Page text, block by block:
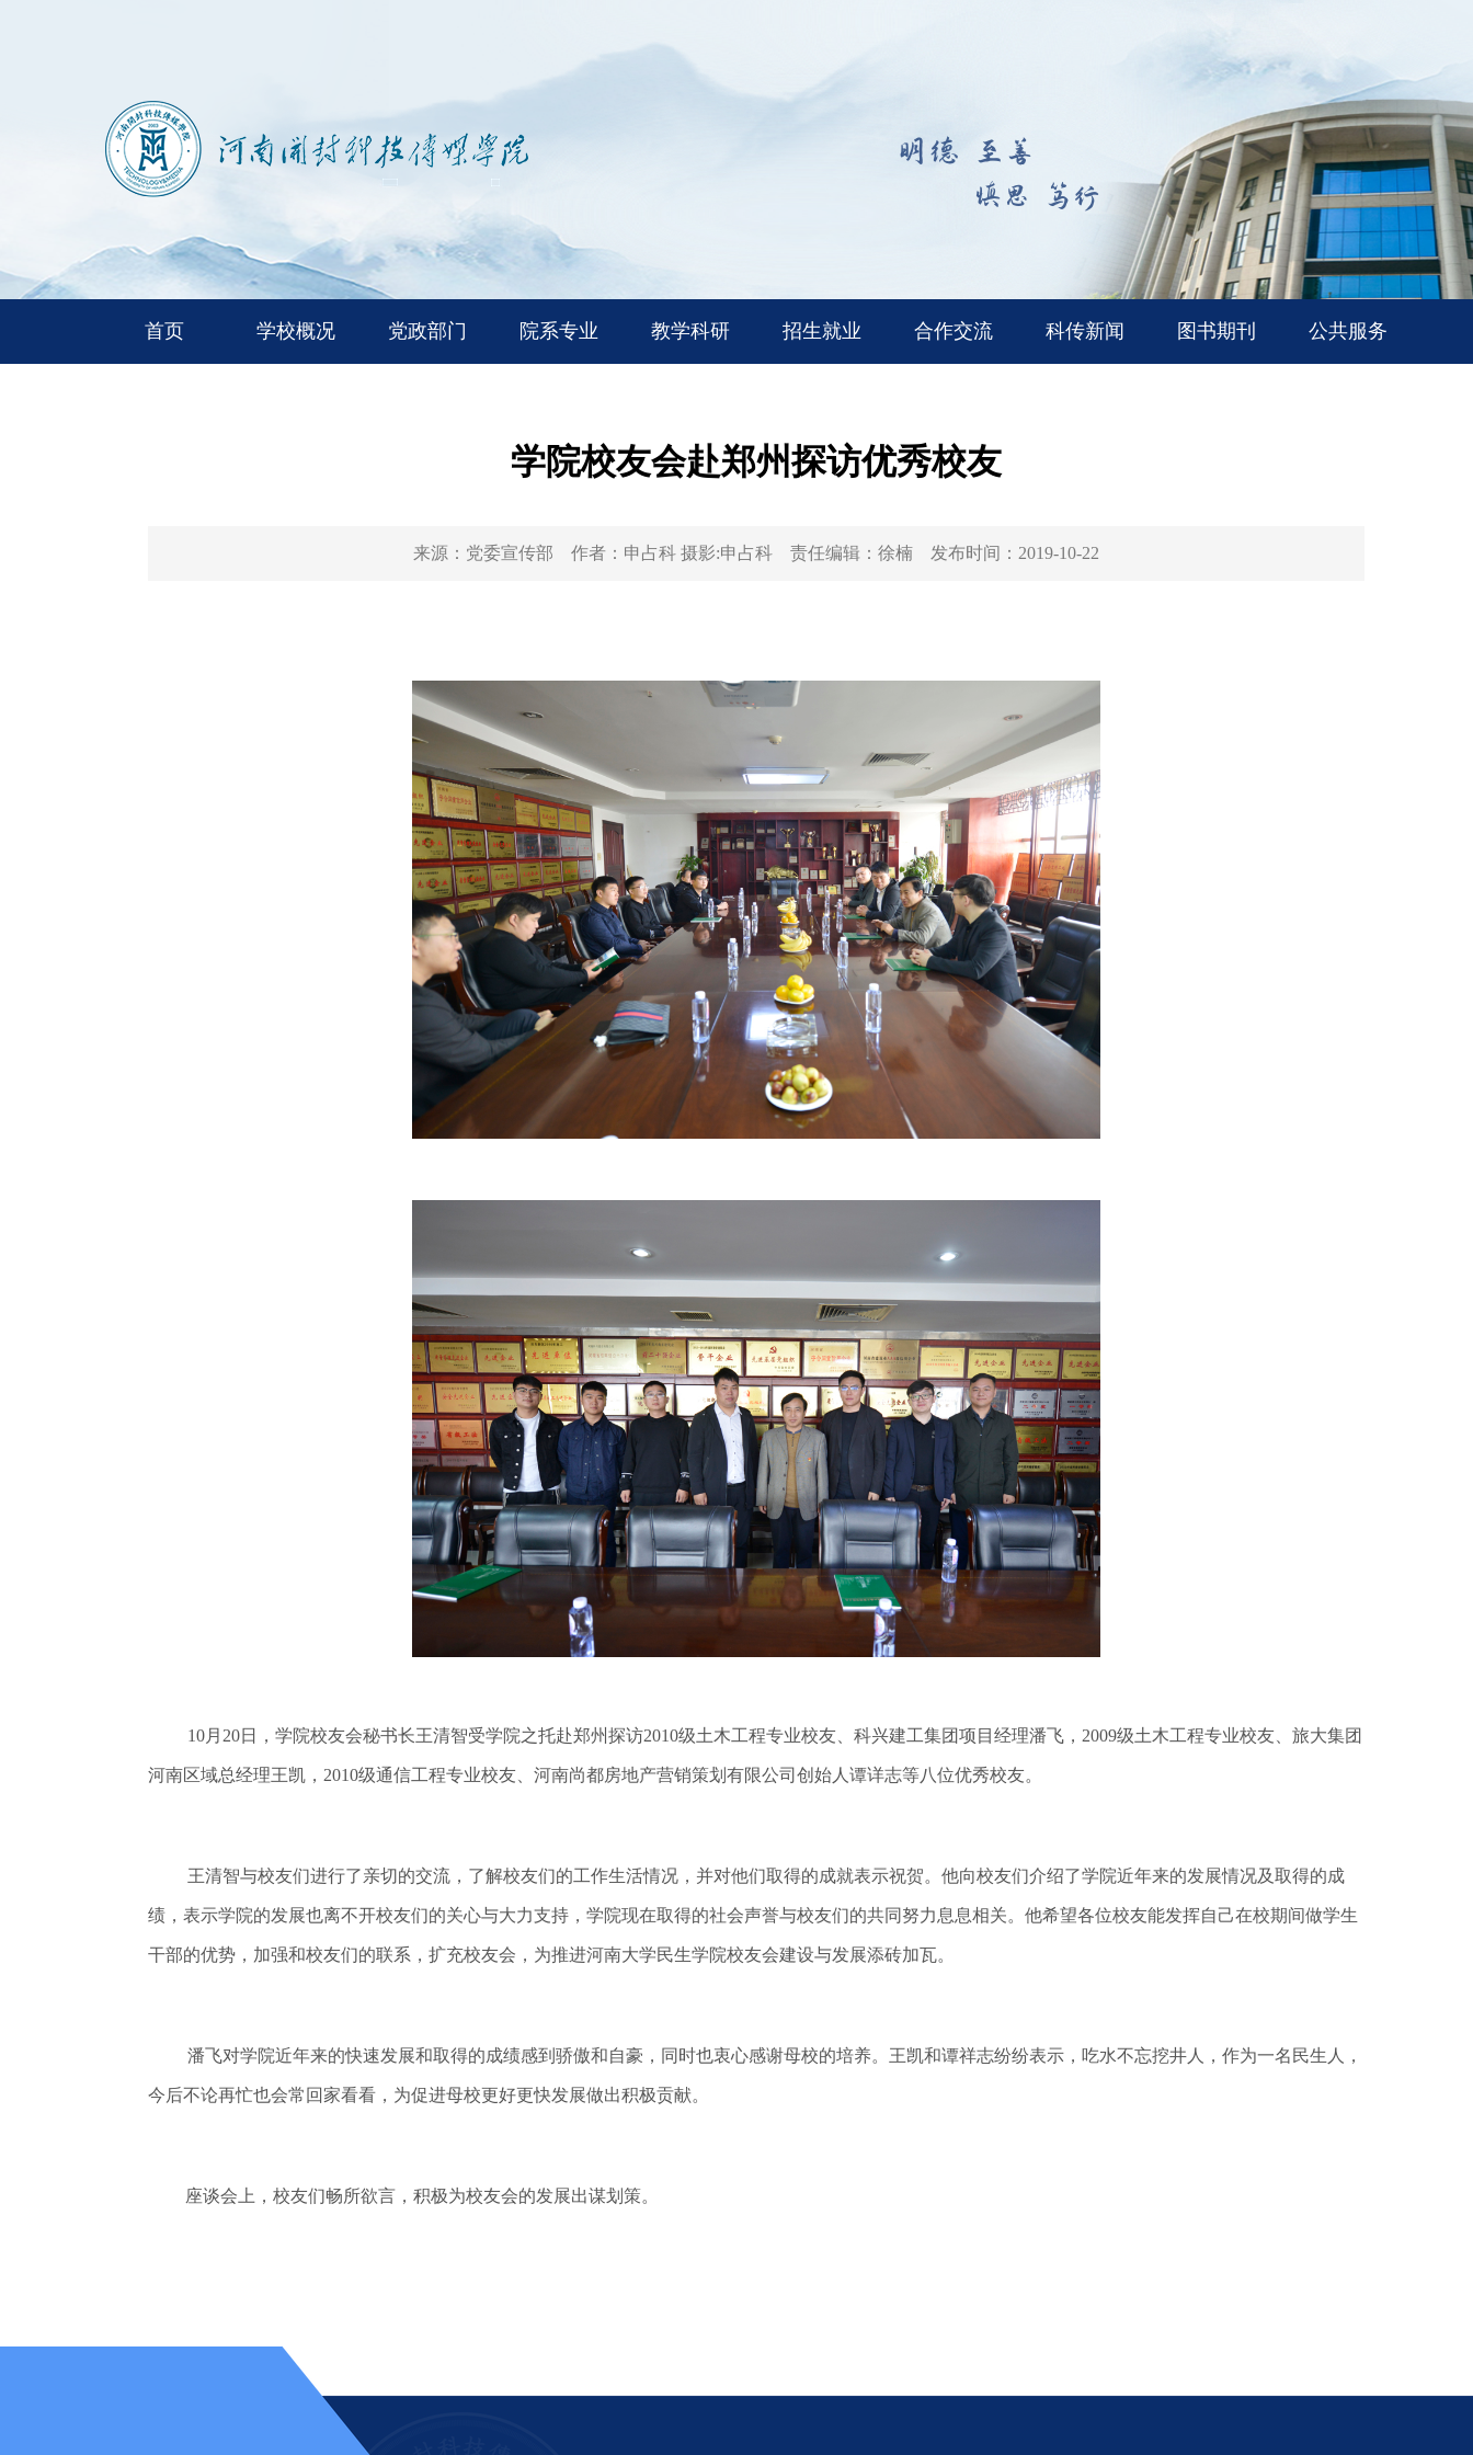
首页 学校概况 党政部门 院系专业 教学科研 招生就业 合作交流 科传新闻 图书期刊 公共服务
学院校友会赴郑州探访优秀校友
来源： 党委宣传部 作者： 申占科 摄影:申占科 责任编辑： 徐楠 发布时间： 2019-10-22
10月20日，学院校友会秘书长王清智受学院之托赴郑州探访2010级土木工程专业校友、科兴建工集团项目经理潘飞，2009级土木工程专业校友、旅大集团
河南区域总经理王凯，2010级通信工程专业校友、河南尚都房地产营销策划有限公司创始人谭详志等八位优秀校友。
王清智与校友们进行了亲切的交流，了解校友们的工作生活情况，并对他们取得的成就表示祝贺。他向校友们介绍了学院近年来的发展情况及取得的成
绩，表示学院的发展也离不开校友们的关心与大力支持，学院现在取得的社会声誉与校友们的共同努力息息相关。他希望各位校友能发挥自己在校期间做学生
干部的优势，加强和校友们的联系，扩充校友会，为推进河南大学民生学院校友会建设与发展添砖加瓦。
潘飞对学院近年来的快速发展和取得的成绩感到骄傲和自豪，同时也衷心感谢母校的培养。王凯和谭祥志纷纷表示，吃水不忘挖井人，作为一名民生人，
今后不论再忙也会常回家看看，为促进母校更好更快发展做出积极贡献。
座谈会上，校友们畅所欲言，积极为校友会的发展出谋划策。